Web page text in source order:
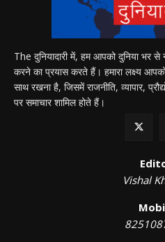
The दुनियादारी में, हम आपको दुनिया भर से
करने का प्रयास करते हैं। हमारा लक्ष्य
साथ रखना है, जिसमें राजनीति, व्यापार,
पर समाचार शामिल होते हैं।
Vishal